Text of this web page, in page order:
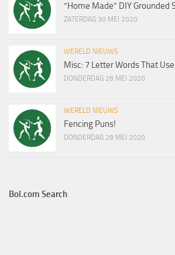
“Home Made” DIY Grounded
ZATERDAG 30 MEI 2020
WERELD NIEUWS
Misc: 7 Letter Words That
DONDERDAG 28 MEI 2020
WERELD NIEUWS
Fencing Puns!
DONDERDAG 28 MEI 2020
Bol.com Search